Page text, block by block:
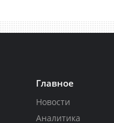
Главное
Новости
Аналитика